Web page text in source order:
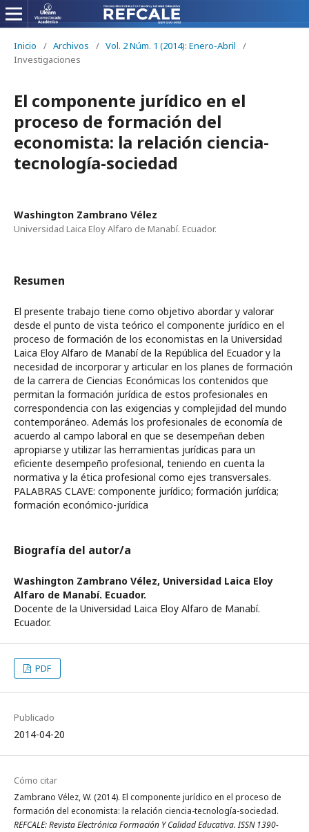
Inicio / Archivos / Vol. 2 Núm. 1 (2014): Enero-Abril
/
Investigaciones
El componente jurídico en el
proceso de formación del
economista: la relación ciencia-
tecnología-sociedad
Washington Zambrano Vélez
Universidad Laica Eloy Alfaro de Manabí. Ecuador.
Resumen
El presente trabajo tiene como objetivo abordar y valorar
desde el punto de vista teórico el componente jurídico en el
proceso de formación de los economistas en la Universidad
Laica Eloy Alfaro de Manabí de la República del Ecuador y la
necesidad de incorporar y articular en los planes de formación
de la carrera de Ciencias Económicas los contenidos que
permitan la formación jurídica de estos profesionales en
correspondencia con las exigencias y complejidad del mundo
contemporáneo. Además los profesionales de economía de
acuerdo al campo laboral en que se desempeñan deben
apropiarse y utilizar las herramientas jurídicas para un
eficiente desempeño profesional, teniendo en cuenta la
normativa y la ética profesional como ejes transversales.
PALABRAS CLAVE: componente jurídico; formación jurídica;
formación económico-jurídica
Biografía del autor/a
Washington Zambrano Vélez, Universidad Laica Eloy
Alfaro de Manabí. Ecuador.
Docente de la Universidad Laica Eloy Alfaro de Manabí.
Ecuador.
PDF
Publicado
2014-04-20
Cómo citar
Zambrano Vélez, W. (2014). El componente jurídico en el proceso de
formación del economista: la relación ciencia-tecnología-sociedad.
REFCALE: Revista Electrónica Formación Y Calidad Educativa. ISSN 1390-